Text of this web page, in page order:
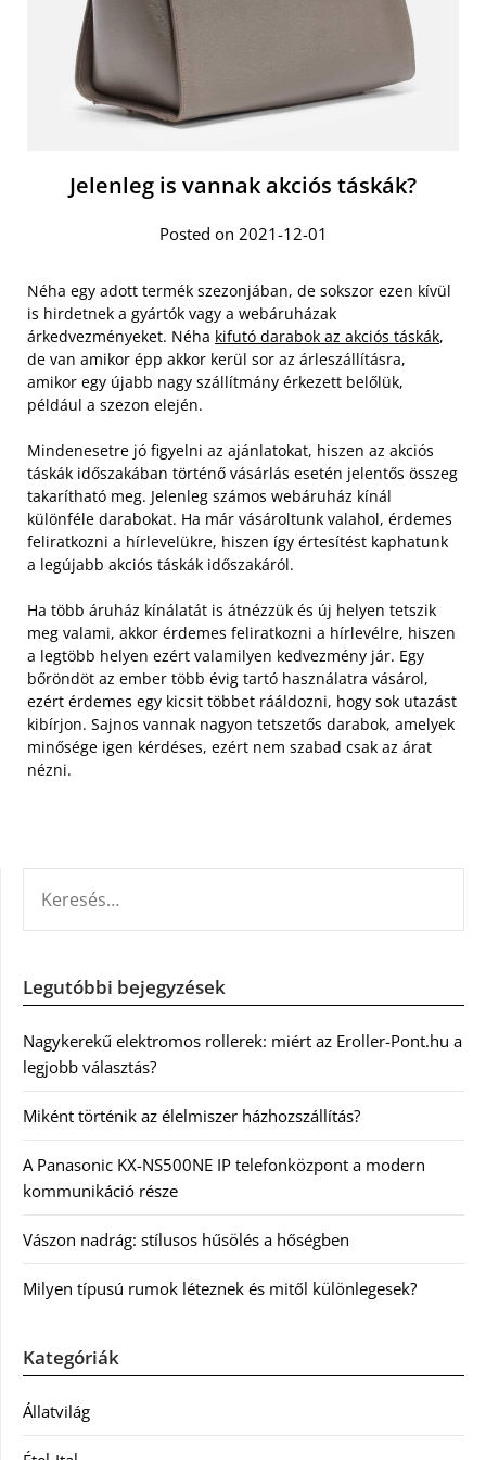
Jelenleg is vannak akciós táskák?
Posted on 2021-12-01
Néha egy adott termék szezonjában, de sokszor ezen kívül
is hirdetnek a gyártók vagy a webáruházak
árkedvezményeket. Néha kifutó darabok az akciós táskák,
de van amikor épp akkor kerül sor az árleszállításra,
amikor egy újabb nagy szállítmány érkezett belőlük,
például a szezon elején.
Mindenesetre jó figyelni az ajánlatokat, hiszen az akciós
táskák időszakában történő vásárlás esetén jelentős összeg
takarítható meg. Jelenleg számos webáruház kínál
különféle darabokat. Ha már vásároltunk valahol, érdemes
feliratkozni a hírlevelükre, hiszen így értesítést kaphatunk
a legújabb akciós táskák időszakáról.
Ha több áruház kínálatát is átnézzük és új helyen tetszik
meg valami, akkor érdemes feliratkozni a hírlevélre, hiszen
a legtöbb helyen ezért valamilyen kedvezmény jár. Egy
bőröndöt az ember több évig tartó használatra vásárol,
ezért érdemes egy kicsit többet rááldozni, hogy sok utazást
kibírjon. Sajnos vannak nagyon tetszetős darabok, amelyek
minősége igen kérdéses, ezért nem szabad csak az árat
nézni.
Legutóbbi bejegyzések
Nagykerekű elektromos rollerek: miért az Eroller-Pont.hu a
legjobb választás?
Miként történik az élelmiszer házhozszállítás?
A Panasonic KX-NS500NE IP telefonközpont a modern
kommunikáció része
Vászon nadrág: stílusos hűsölés a hőségben
Milyen típusú rumok léteznek és mitől különlegesek?
Kategóriák
Állatvilág